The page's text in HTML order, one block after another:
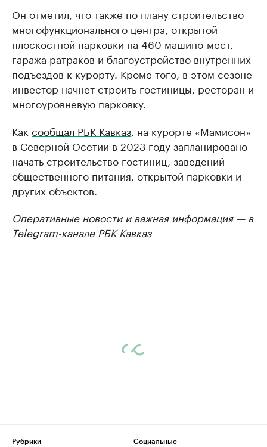
Он отметил, что также по плану строительство
многофункционального центра, открытой
плоскостной парковки на 460 машино-мест,
гаража ратраков и благоустройство внутренних
подъездов к курорту. Кроме того, в этом сезоне
инвестор начнет строить гостиницы, ресторан и
многоуровневую парковку.
Как сообщал РБК Кавказ , на курорте «Мамисон»
в Северной Осетии в 2023 году запланировано
начать строительство гостиниц, заведений
общественного питания, открытой парковки и
других объектов.
Оперативные новости и важная информация — в
Telegram-канале РБК Кавказ
Рубрики
Социальные